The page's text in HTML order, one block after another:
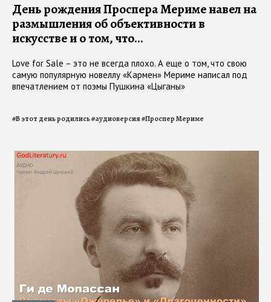
День рождения Проспера Мериме навел на
размышления об объективности в
искусстве и о том, что...
Love for Sale – это не всегда плохо. А еще о том, что свою
самую популярную новеллу «Кармен» Мериме написал под
впечатлением от поэмы Пушкина «Цыганы»
#В этот день родились#аудиоверсия#Проспер Мериме